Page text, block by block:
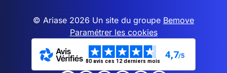
© Ariase 2026 Un site du groupe Bemove
Paramétrer les cookies
80 avis ces 12 derniers mois
4,7/5